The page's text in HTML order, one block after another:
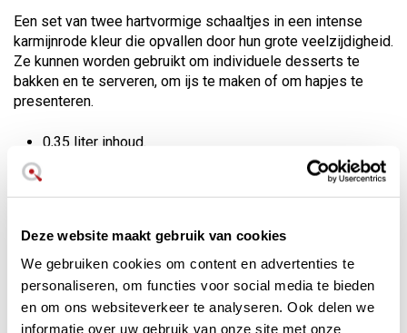
Deze website maakt gebruik van cookies
We gebruiken cookies om content en advertenties te
personaliseren, om functies voor social media te bieden
en om ons websiteverkeer te analyseren. Ook delen we
informatie over uw gebruik van onze site met onze
Een set van twee hartvormige schaaltjes in een intense
karmijnrode kleur die opvallen door hun grote veelzijdigheid.
Ze kunnen worden gebruikt om individuele desserts te
bakken en te serveren, om ijs te maken of om hapjes te
presenteren.
0,35 liter inhoud.
Veilig voor oven, magnetron, grill en vriezer.
10 jaar garantie.
Le Creuset schaaltjes kunnen gebruikt worden op de grill, in
de oven, in de magnetron en ze kunnen in de koelkast en
vriezer.